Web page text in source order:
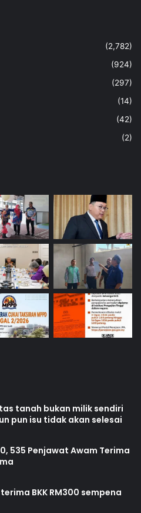
(2,782)
(924)
(297)
(14)
(42)
(2)
tanah bukan milik sendiri
pun isu tidak akan selesai
535 Penjawat Awam Terima
BKK RM300 sempena